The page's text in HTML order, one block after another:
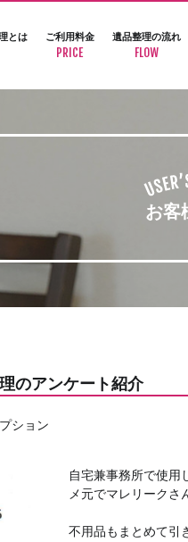
とは ご利用料金
PRICE
遺品整理の流れ
FLOW
お客
のアンケート紹介
ション
自宅兼事務所で使用
メ元でマレリークさ
不用品もまとめて引